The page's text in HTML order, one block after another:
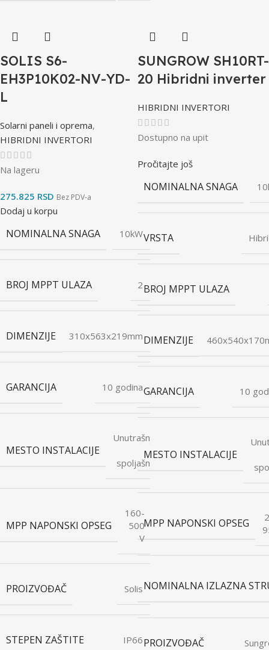
SOLIS S6-
EH3P10K02-NV-YD-
L
Solarni paneli i oprema,
HIBRIDNI INVERTORI
Na lageru
275.825 RSD Bez PDV-a
Dodaj u korpu
NOMINALNA SNAGA 10kW
BROJ MPPT ULAZA 2
DIMENZIJE 310x563x219mm
GARANCIJA 10 godina
MESTO INSTALACIJE
Unutrašnje
i
spoljašnje
MPP NAPONSKI OPSEG
160-
500
V
PROIZVOĐAČ Solis
STEPEN ZAŠTITE IP66
SUNGROW SH10RT-
20 Hibridni inverter
HIBRIDNI INVERTORI
Dostupno na upit
Pročitajte još
NOMINALNA SNAGA
VRSTA
BROJ MPPT ULAZA
DIMENZIJE
GARANCIJA 10
MESTO INSTALACIJE
MPP NAPONSKI OPSEG
NOMINALNA IZLAZNA
PROIZVOĐAČ